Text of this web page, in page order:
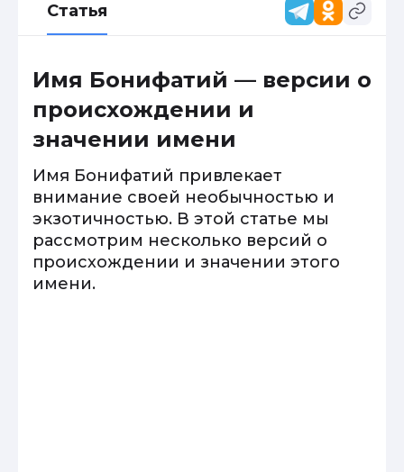
Статья
Имя Бонифатий — версии о
происхождении и
значении имени
Имя Бонифатий привлекает
внимание своей необычностью и
экзотичностью. В этой статье мы
рассмотрим несколько версий о
происхождении и значении этого
имени.